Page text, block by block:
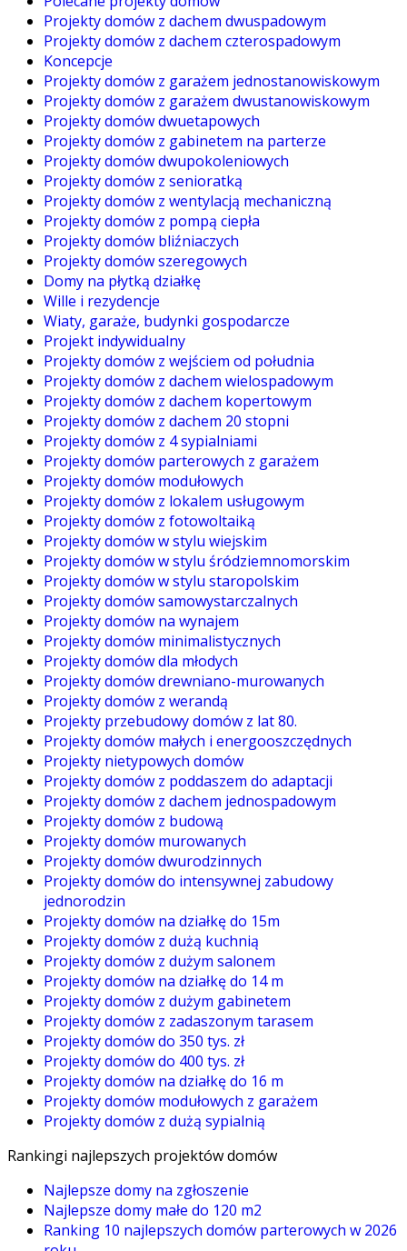
Projekty domów z dachem dwuspadowym
Projekty domów z dachem czterospadowym
Koncepcje
Projekty domów z garażem jednostanowiskowym
Projekty domów z garażem dwustanowiskowym
Projekty domów dwuetapowych
Projekty domów z gabinetem na parterze
Projekty domów dwupokoleniowych
Projekty domów z senioratką
Projekty domów z wentylacją mechaniczną
Projekty domów z pompą ciepła
Projekty domów bliźniaczych
Projekty domów szeregowych
Domy na płytką działkę
Wille i rezydencje
Wiaty, garaże, budynki gospodarcze
Projekt indywidualny
Projekty domów z wejściem od południa
Projekty domów z dachem wielospadowym
Projekty domów z dachem kopertowym
Projekty domów z dachem 20 stopni
Projekty domów z 4 sypialniami
Projekty domów parterowych z garażem
Projekty domów modułowych
Projekty domów z lokalem usługowym
Projekty domów z fotowoltaiką
Projekty domów w stylu wiejskim
Projekty domów w stylu śródziemnomorskim
Projekty domów w stylu staropolskim
Projekty domów samowystarczalnych
Projekty domów na wynajem
Projekty domów minimalistycznych
Projekty domów dla młodych
Projekty domów drewniano-murowanych
Projekty domów z werandą
Projekty przebudowy domów z lat 80.
Projekty domów małych i energooszczędnych
Projekty nietypowych domów
Projekty domów z poddaszem do adaptacji
Projekty domów z dachem jednospadowym
Projekty domów z budową
Projekty domów murowanych
Projekty domów dwurodzinnych
Projekty domów do intensywnej zabudowy
jednorodzin
Projekty domów na działkę do 15m
Projekty domów z dużą kuchnią
Projekty domów z dużym salonem
Projekty domów na działkę do 14 m
Projekty domów z dużym gabinetem
Projekty domów z zadaszonym tarasem
Projekty domów do 350 tys. zł
Projekty domów do 400 tys. zł
Projekty domów na działkę do 16 m
Projekty domów modułowych z garażem
Projekty domów z dużą sypialnią
Rankingi najlepszych projektów domów
Najlepsze domy na zgłoszenie
Najlepsze domy małe do 120 m2
Ranking 10 najlepszych domów parterowych w 2026